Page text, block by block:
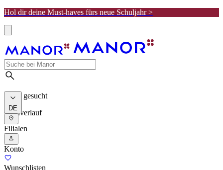
Hol dir deine Must-haves fürs neue Schuljahr >
Meist gesucht
Suchverlauf
DE
Filialen
Konto
Wunschlisten